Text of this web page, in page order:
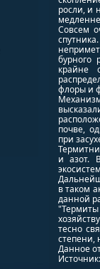
росли, и
Совсем
бурного
крайне
флоры и
почве,
при
и азот.
в таком
данной
тесно
степени,
Данное